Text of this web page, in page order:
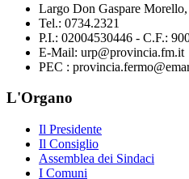
Largo Don Gaspare
Tel.: 0734.2321
P.I.: 02004530446 - C.F.:
E-Mail: urp@provincia.fm.it
PEC :
L'Organo
Il Presidente
Il Consiglio
Assemblea dei Sindaci
I Comuni